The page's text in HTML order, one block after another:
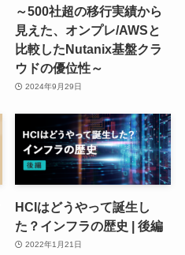
～500社超の移行実績から
見えた、オンプレ/AWSと
比較したNutanix基盤クラ
ウドの優位性～
2024年9月29日
HCIはどうやって誕生し
た？インフラの歴史 | 後編
2022年1月21日